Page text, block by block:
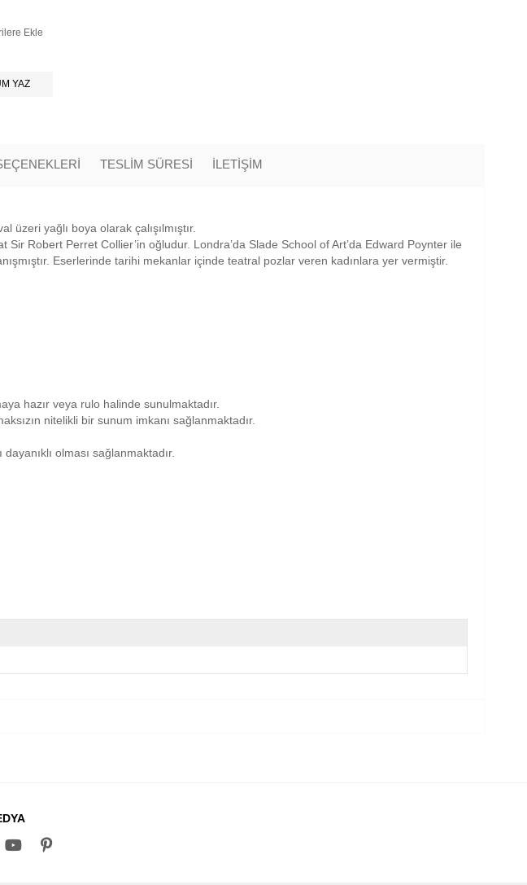
Ekle
YAZ
TESLİM SÜRESİ İLETİŞİM
yağlı boya olarak çalışılmıştır.
Robert Perret Collier’in oğludur. Londra’da Slade School of Art’da Edward Poynter ile
Eserlerinde tarihi mekanlar içinde teatral pozlar veren kadınlara yer vermiştir.
hazır veya rulo halinde sunulmaktadır.
nitelikli bir sunum imkanı sağlanmaktadır.
olması sağlanmaktadır.